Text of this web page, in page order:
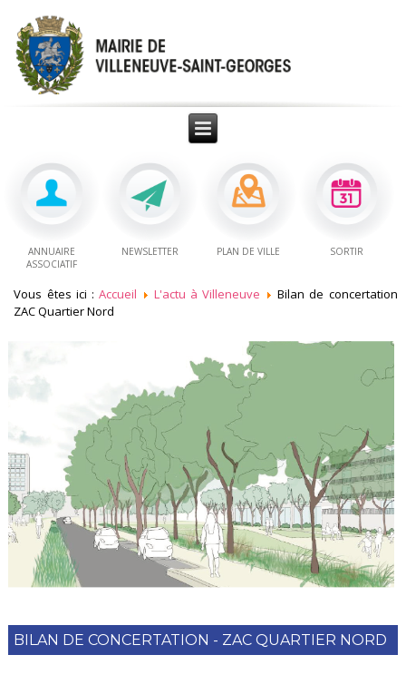
ANNUAIRE
ASSOCIATIF
NEWSLETTER PLAN DE VILLE SORTIR
Vous êtes ici : Accueil L'actu à Villeneuve
Bilan de concertation
ZAC Quartier Nord
BILAN DE CONCERTATION - ZAC QUARTIER NORD